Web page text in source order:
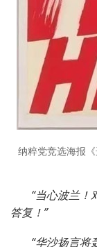
纳粹党竞选海报
“当心波兰！
答复！”
“华沙扬言